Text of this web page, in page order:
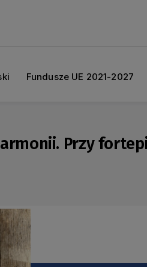
Fundusze UE 2021-2027
Przy